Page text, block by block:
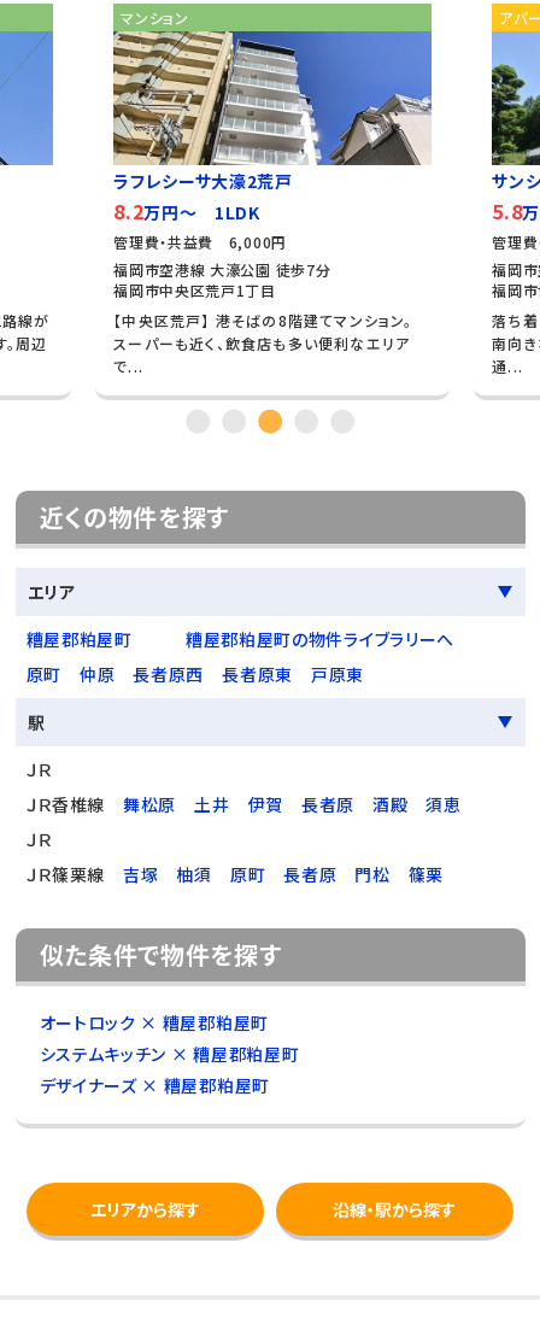
線が
周辺
マンション
ラフレシーサ大濠2荒戸
8.2万円～ 1LDK
管理費・共益費 6,000円
福岡市空港線 大濠公園 徒歩7分
福岡市中央区荒戸1丁目
【中央区荒戸】 港そばの8階建てマンション。
スーパーも近く、飲食店も多い便利なエリア
で...
アパ
サン
5.8
管理
福岡
福岡
落ち
南向
通...
近くの物件を探す
エリア
糟屋郡粕屋町
糟屋郡粕屋町の物件ライブラリーへ
原町
仲原 長者原西 長者原東
戸原東
駅
ＪＲ
ＪＲ香椎線
舞松原 土井 伊賀 長者原 酒殿
須恵
ＪＲ
ＪＲ篠栗線
吉塚 柚須 原町 長者原 門松 篠栗
似た条件で物件を探す
オートロック × 糟屋郡粕屋町
システムキッチン × 糟屋郡粕屋町
デザイナーズ × 糟屋郡粕屋町
エリアから探す 沿線・駅から探す